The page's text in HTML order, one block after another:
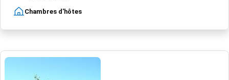
Chambres d'hôtes